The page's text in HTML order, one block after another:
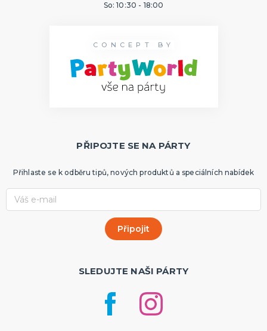
So: 10:30 - 18:00
CONCEPT BY
PŘIPOJTE SE NA PÁRTY
Přihlaste se k odběru tipů, nových produktů a speciálních nabídek
SLEDUJTE NAŠI PÁRTY